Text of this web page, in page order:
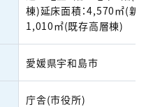
棟)延床面積：4,570㎡(新
1,010㎡(既存高層棟)
愛媛県宇和島市
庁舎(市役所)